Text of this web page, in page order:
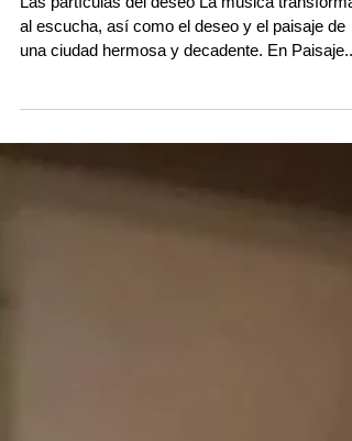
al escucha, así como el deseo y el paisaje de
una ciudad hermosa y decadente. En Paisaje...